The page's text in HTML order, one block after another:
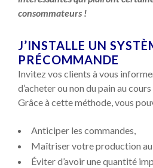
consommateurs !
J’INSTALLE UN
PRÉCOMMANDE
Invitez vos clients à vous
d’acheter ou non du pain au
Grâce à cette méthode, vous
Anticiper les commandes,
Maîtriser votre production
Éviter d’avoir une quantité